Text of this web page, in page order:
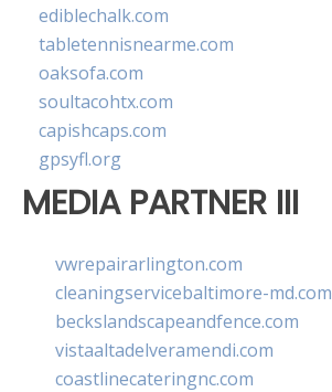
ediblechalk.com
tabletennisnearme.com
oaksofa.com
soultacohtx.com
capishcaps.com
gpsyfl.org
MEDIA PARTNER III
vwrepairarlington.com
cleaningservicebaltimore-md.com
beckslandscapeandfence.com
vistaaltadelveramendi.com
coastlinecateringnc.com